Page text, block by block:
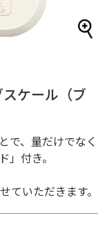
スケール（ブ
で、量だけでなく
」付き。
いただきます。